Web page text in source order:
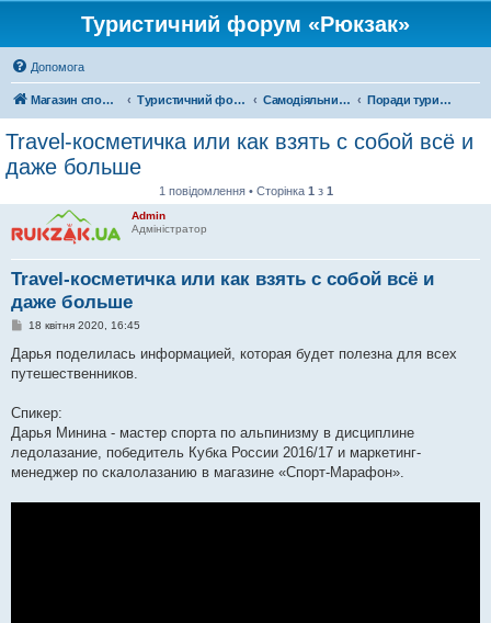
Туристичний форум «Рюкзак»
Допомога
Магазин спорядження Туристичний форум «Рюкзак» Самодіяльний туризм Поради туристам
Travel-косметичка или как взять с собой всё и
даже больше
1 повідомлення • Сторінка 1 з 1
Admin
Адміністратор
Travel-косметичка или как взять с собой всё и
даже больше
П
в
д
л
е
н
н
я
18 квітня 2020, 16:45
Дарья поделилась информацией, которая будет полезна для всех
путешественников.
Спикер:
Дарья Минина - мастер спорта по альпинизму в дисциплине
ледолазание, победитель Кубка России 2016/17 и маркетинг-
менеджер по скалолазанию в магазине «Спорт-Марафон».